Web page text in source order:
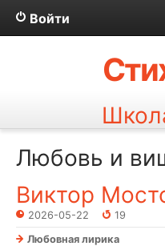
Войти
Любовь и
Виктор
2026-05-22
19
Любовная лирика